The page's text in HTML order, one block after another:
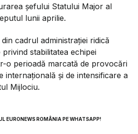
șefului Statului Major al
lunii aprilie.
cadrul administrației ridică
stabilitatea echipei
o perioadă marcată de provocări
internațională și de intensificare a
Mijlociu.
EURONEWS ROMÂNIA PE WHATSAPP!